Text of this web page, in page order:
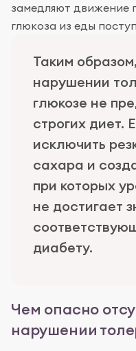
замедляют движение
глюкоза из еды
Таким
нарушении
глюкозе не
строгих диет.
исключить
сахара и
при которых
не достигает
диабету.
Чем опасно
нарушении